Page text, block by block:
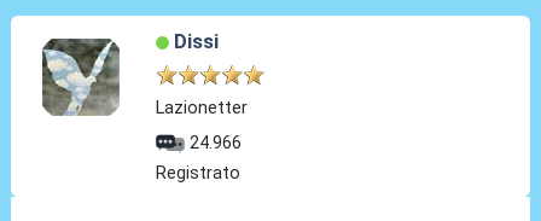
Dissi
Lazionetter
24.966
Registrato